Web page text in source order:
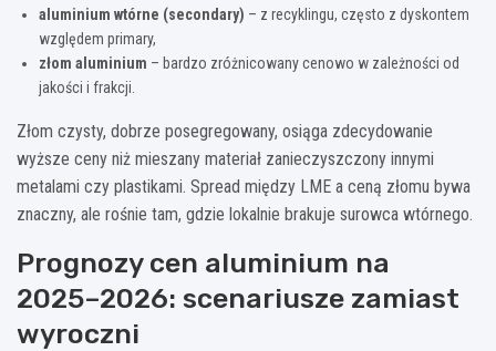
aluminium wtórne (secondary) – z recyklingu, często z dyskontem
względem primary,
złom aluminium – bardzo zróżnicowany cenowo w zależności od
jakości i frakcji.
Złom czysty, dobrze posegregowany, osiąga zdecydowanie
wyższe ceny niż mieszany materiał zanieczyszczony innymi
metalami czy plastikami. Spread między LME a ceną złomu bywa
znaczny, ale rośnie tam, gdzie lokalnie brakuje surowca wtórnego.
Prognozy cen aluminium na
2025–2026: scenariusze zamiast
wyroczni